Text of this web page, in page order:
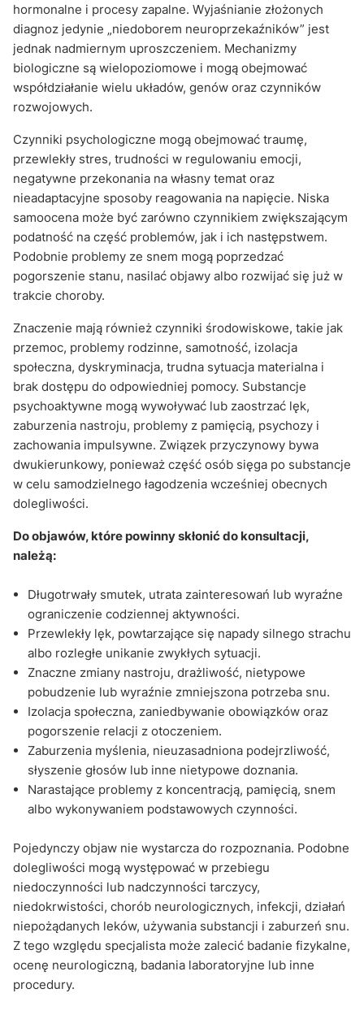
hormonalne i procesy zapalne. Wyjaśnianie złożonych
diagnoz jedynie „niedoborem neuroprzekaźników” jest
jednak nadmiernym uproszczeniem. Mechanizmy
biologiczne są wielopoziomowe i mogą obejmować
współdziałanie wielu układów, genów oraz czynników
rozwojowych.
Czynniki psychologiczne mogą obejmować traumę,
przewlekły stres, trudności w regulowaniu emocji,
negatywne przekonania na własny temat oraz
nieadaptacyjne sposoby reagowania na napięcie. Niska
samoocena może być zarówno czynnikiem zwiększającym
podatność na część problemów, jak i ich następstwem.
Podobnie problemy ze snem mogą poprzedzać
pogorszenie stanu, nasilać objawy albo rozwijać się już w
trakcie choroby.
Znaczenie mają również czynniki środowiskowe, takie jak
przemoc, problemy rodzinne, samotność, izolacja
społeczna, dyskryminacja, trudna sytuacja materialna i
brak dostępu do odpowiedniej pomocy. Substancje
psychoaktywne mogą wywoływać lub zaostrzać lęk,
zaburzenia nastroju, problemy z pamięcią, psychozy i
zachowania impulsywne. Związek przyczynowy bywa
dwukierunkowy, ponieważ część osób sięga po substancje
w celu samodzielnego łagodzenia wcześniej obecnych
dolegliwości.
Do objawów, które powinny skłonić do konsultacji,
należą:
Długotrwały smutek, utrata zainteresowań lub wyraźne
ograniczenie codziennej aktywności.
Przewlekły lęk, powtarzające się napady silnego strachu
albo rozległe unikanie zwykłych sytuacji.
Znaczne zmiany nastroju, drażliwość, nietypowe
pobudzenie lub wyraźnie zmniejszona potrzeba snu.
Izolacja społeczna, zaniedbywanie obowiązków oraz
pogorszenie relacji z otoczeniem.
Zaburzenia myślenia, nieuzasadniona podejrzliwość,
słyszenie głosów lub inne nietypowe doznania.
Narastające problemy z koncentracją, pamięcią, snem
albo wykonywaniem podstawowych czynności.
Pojedynczy objaw nie wystarcza do rozpoznania. Podobne
dolegliwości mogą występować w przebiegu
niedoczynności lub nadczynności tarczycy,
niedokrwistości, chorób neurologicznych, infekcji, działań
niepożądanych leków, używania substancji i zaburzeń snu.
Z tego względu specjalista może zalecić badanie fizykalne,
ocenę neurologiczną, badania laboratoryjne lub inne
procedury.